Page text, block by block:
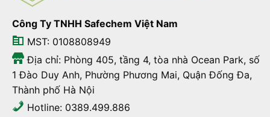
Công Ty TNHH Safechem Việt Nam
MST: 0108808949
Địa chỉ: Phòng 405, tầng 4, tòa nhà Ocean Park, số
1 Đào Duy Anh, Phường Phương Mai, Quận Đống Đa,
Thành phố Hà Nội
Hotline: 0389.499.886